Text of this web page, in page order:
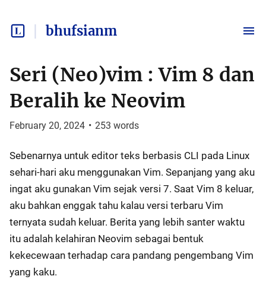
bhufsianm
Seri (Neo)vim : Vim 8 dan
Beralih ke Neovim
February 20, 2024 • 253 words
Sebenarnya untuk editor teks berbasis CLI pada Linux
sehari-hari aku menggunakan Vim. Sepanjang yang aku
ingat aku gunakan Vim sejak versi 7. Saat Vim 8 keluar,
aku bahkan enggak tahu kalau versi terbaru Vim
ternyata sudah keluar. Berita yang lebih santer waktu
itu adalah kelahiran Neovim sebagai bentuk
kekecewaan terhadap cara pandang pengembang Vim
yang kaku.